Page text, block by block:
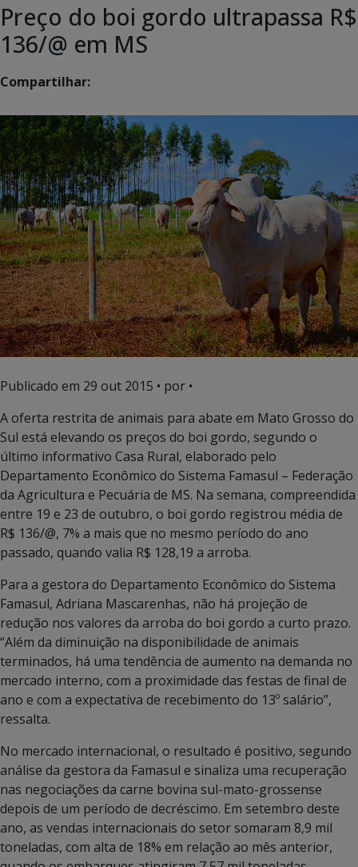
Preço do boi gordo ultrapassa R$
136/@ em MS
Compartilhar:
Publicado em 29 out 2015 • por •
A oferta restrita de animais para abate em Mato Grosso do
Sul está elevando os preços do boi gordo, segundo o
último informativo Casa Rural, elaborado pelo
Departamento Econômico do Sistema Famasul – Federação
da Agricultura e Pecuária de MS. Na semana, compreendida
entre 19 e 23 de outubro, o boi gordo registrou média de
R$ 136/@, 7% a mais que no mesmo período do ano
passado, quando valia R$ 128,19 a arroba.
Para a gestora do Departamento Econômico do Sistema
Famasul, Adriana Mascarenhas, não há projeção de
redução nos valores da arroba do boi gordo a curto prazo.
“Além da diminuição na disponibilidade de animais
terminados, há uma tendência de aumento na demanda no
mercado interno, com a proximidade das festas de final de
ano e com a expectativa de recebimento do 13º salário”,
ressalta.
No mercado internacional, o resultado é positivo, segundo
análise da gestora da Famasul e sinaliza uma recuperação
nas negociações da carne bovina sul-mato-grossense
depois de um período de decréscimo. Em setembro deste
ano, as vendas internacionais do setor somaram 8,9 mil
toneladas, com alta de 18% em relação ao mês anterior,